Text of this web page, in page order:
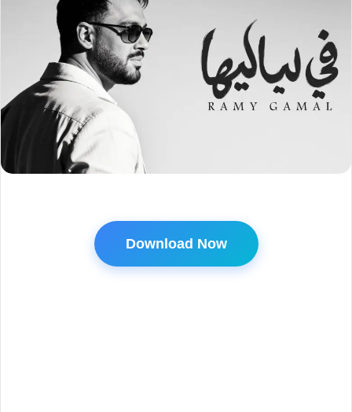
Download Now